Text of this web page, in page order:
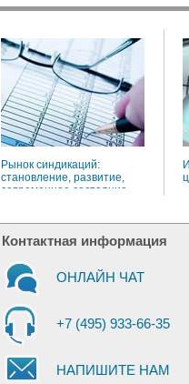
Рынок синдикаций:
становление, развитие,
современное состояние
Контактная информация
ОНЛАЙН ЧАТ
+7 (495) 933-66-35
НАПИШИТЕ НАМ